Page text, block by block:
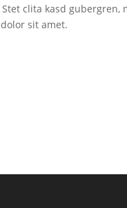
clita kasd gubergren,
sit amet.